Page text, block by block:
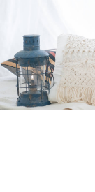
衣装ギャラリー
キャンペーン
お知らせ